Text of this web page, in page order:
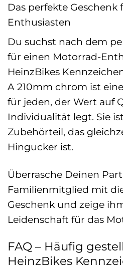
Das perfekte
Enthusiasten
Du suchst nach dem
für einen Motorrad-
HeinzBikes
A 210mm chrom ist
für jeden, der Wert auf
Individualität legt. Sie
Zubehörteil, das
Hingucker ist.
Überrasche Deinen
Familienmitglied mit
Geschenk und zeige
Leidenschaft für das
FAQ – Häufig
HeinzBikes